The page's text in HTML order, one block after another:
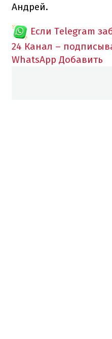
Андрей.
Если Telegram
24 Канал –
WhatsApp Добавить